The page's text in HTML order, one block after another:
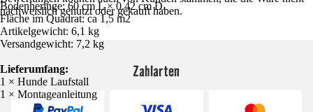
Bodenheringe: 60 cm L × 0.42 cm D.
Fläche im Quadrat: ca 1,5 m2
Artikelgewicht: 6,1 kg
Versandgewicht: 7,2 kg
Lieferumfang:
1 × Hunde Laufstall
1 × Montageanleitung
nachweislich genutzt oder gekauft haben.
Zahlarten